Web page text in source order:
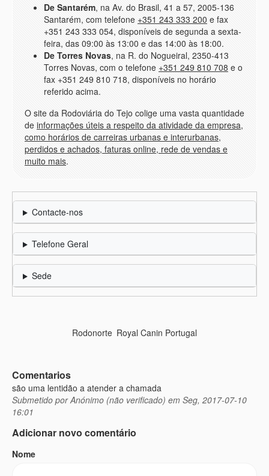
De Santarém, na Av. do Brasil, 41 a 57, 2005-136
Santarém, com telefone +351 243 333 200 e fax
+351 243 333 054, disponíveis de segunda a sexta-
feira, das 09:00 às 13:00 e das 14:00 às 18:00.
De Torres Novas, na R. do Nogueiral, 2350-413
Torres Novas, com o telefone +351 249 810 708 e o
fax +351 249 810 718, disponíveis no horário
referido acima.
O site da Rodoviária do Tejo colige uma vasta quantidade
de informações úteis a respeito da atividade da empresa,
como horários de carreiras urbanas e interurbanas,
perdidos e achados, faturas online, rede de vendas e
muito mais.
Contacte-nos
Telefone Geral
Sede
Rodonorte Royal Canin Portugal
Comentarios
são uma lentidão a atender a chamada
Submetido porAnónimo (não verificado) em Seg, 2017-07-10
16:01
Adicionar novo comentário
Nome